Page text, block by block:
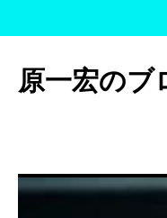
テ
ン
ッ
プ
原一宏のブ